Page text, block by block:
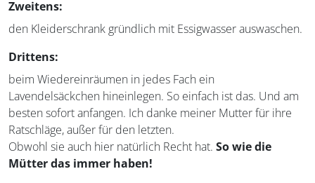
Zweitens:
den Kleiderschrank gründlich mit Essigwasser auswaschen.
Drittens:
beim Wiedereinräumen in jedes Fach ein
Lavendelsäckchen hineinlegen. So einfach ist das. Und am
besten sofort anfangen. Ich danke meiner Mutter für ihre
Ratschläge, außer für den letzten.
Obwohl sie auch hier natürlich Recht hat. So wie die
Mütter das immer haben!